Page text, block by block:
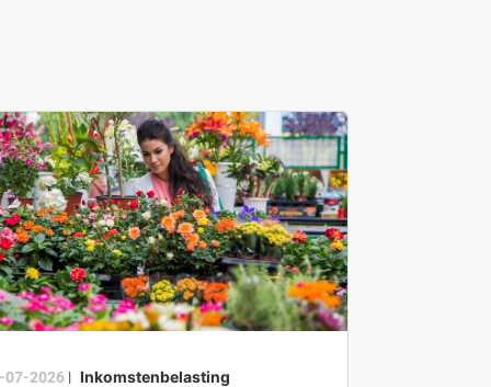
07-2026| Inkomstenbelasting